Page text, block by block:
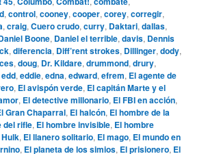
,control,cooney,cooper,corey,corregir,
,craig,Cuero crudo,curry, Daktari,dallas,
Boone, Daniel el terrible,davis, Dennis
,diferencia, Diff’rent strokes, Dillinger,dody,
,doug, Dr. Kildare,drummond,drury,
edd,eddie,edna,edward,efrem, El agente de
, El avispón verde, El capitán Marte y el
, El detective millonario, El FBI en acción,
Gran Chaparral, El halcón, El hombre de la
del rifle, El hombre invisible, El hombre
, El llanero solitario, El mago, El mundo en
, El planeta de los simios, El prisionero, El